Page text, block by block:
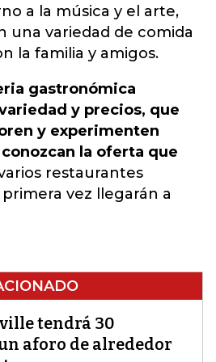
a la música y el arte,
una variedad de comida
la familia y amigos.
gastronómica
y precios, que
y experimenten
la oferta que
restaurantes
vez llegarán a
tendrá 30
aforo de alrededor